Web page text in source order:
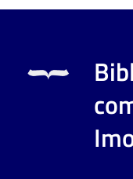
fare
Scopri